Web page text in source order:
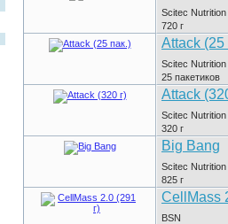
Scitec Nutrition
720 г
Attack (25
Scitec Nutrition
25 пакетиков
Attack
Scitec Nutrition
320 г
Big Bang
Scitec Nutrition
825 г
CellMass
BSN